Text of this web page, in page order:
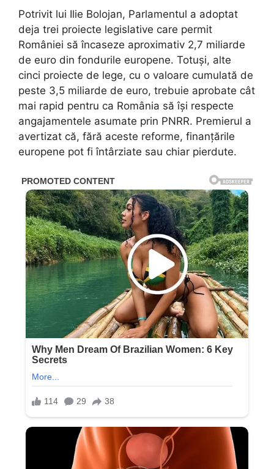
Potrivit lui Ilie Bolojan, Parlamentul a adoptat
deja trei proiecte legislative care permit
României să încaseze aproximativ 2,7 miliarde
de euro din fondurile europene. Totuși, alte
cinci proiecte de lege, cu o valoare cumulată de
peste 3,5 miliarde de euro, trebuie aprobate cât
mai rapid pentru ca România să își respecte
angajamentele asumate prin PNRR. Premierul a
avertizat că, fără aceste reforme, finanțările
europene pot fi întârziate sau chiar pierdute.